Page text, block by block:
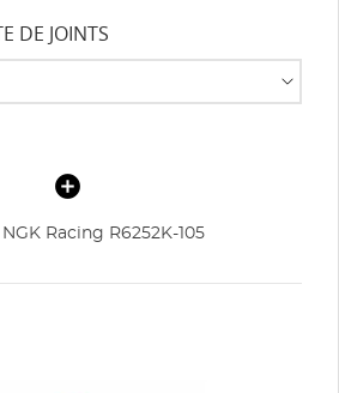
DE JOINTS
Racing R6252K-105